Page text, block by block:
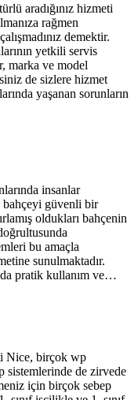
aradığınız hizmeti
rağmen
demektir.
yetkili servis
marka ve model
de sizlere hizmet
yaşanan sorunların
insanlar
bahçeyi güvenli bir
oldukları bahçenin
bu amaçla
sunulmaktadır.
pratik kullanım ve…
Nice, birçok wp
sistemlerinde de zirvede
için birçok sebep